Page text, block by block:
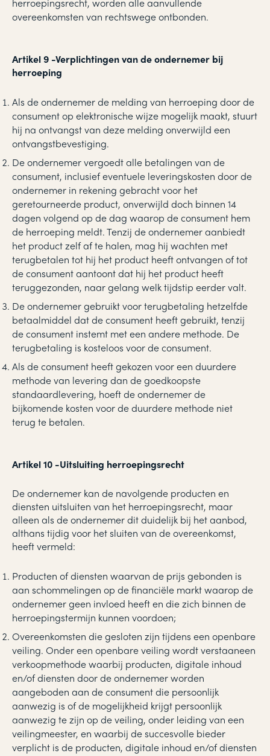
overeenkomsten van rechtswege ontbonden.
Artikel 9 -Verplichtingen van de ondernemer bij
herroeping
Als de ondernemer de melding van herroeping door de
consument op elektronische wijze mogelijk maakt, stuurt
hij na ontvangst van deze melding onverwijld een
ontvangstbevestiging.
De ondernemer vergoedt alle betalingen van de
consument, inclusief eventuele leveringskosten door de
ondernemer in rekening gebracht voor het
geretourneerde product, onverwijld doch binnen 14
dagen volgend op de dag waarop de consument hem
de herroeping meldt. Tenzij de ondernemer aanbiedt
het product zelf af te halen, mag hij wachten met
terugbetalen tot hij het product heeft ontvangen of tot
de consument aantoont dat hij het product heeft
teruggezonden, naar gelang welk tijdstip eerder valt.
De ondernemer gebruikt voor terugbetaling hetzelfde
betaalmiddel dat de consument heeft gebruikt, tenzij
de consument instemt met een andere methode. De
terugbetaling is kosteloos voor de consument.
Als de consument heeft gekozen voor een duurdere
methode van levering dan de goedkoopste
standaardlevering, hoeft de ondernemer de
bijkomende kosten voor de duurdere methode niet
terug te betalen.
Artikel 10 -Uitsluiting herroepingsrecht
De ondernemer kan de navolgende producten en
diensten uitsluiten van het herroepingsrecht, maar
alleen als de ondernemer dit duidelijk bij het aanbod,
althans tijdig voor het sluiten van de overeenkomst,
heeft vermeld:
Producten of diensten waarvan de prijs gebonden is
aan schommelingen op de financiële markt waarop de
ondernemer geen invloed heeft en die zich binnen de
herroepingstermijn kunnen voordoen;
Overeenkomsten die gesloten zijn tijdens een openbare
veiling. Onder een openbare veiling wordt verstaaneen
verkoopmethode waarbij producten, digitale inhoud
en/of diensten door de ondernemer worden
aangeboden aan de consument die persoonlijk
aanwezig is of de mogelijkheid krijgt persoonlijk
aanwezig te zijn op de veiling, onder leiding van een
veilingmeester, en waarbij de succesvolle bieder
verplicht is de producten, digitale inhoud en/of diensten